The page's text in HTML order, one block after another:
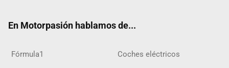
En Motorpasión hablamos de...
Fórmula1 Coches eléctricos